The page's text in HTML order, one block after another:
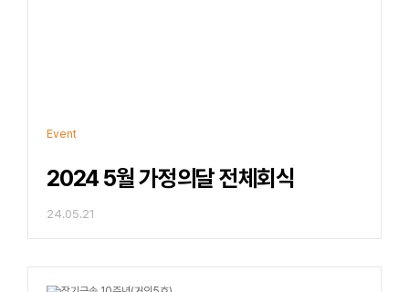
Event
2024 5월 가정의달 전체회식
24.05.21